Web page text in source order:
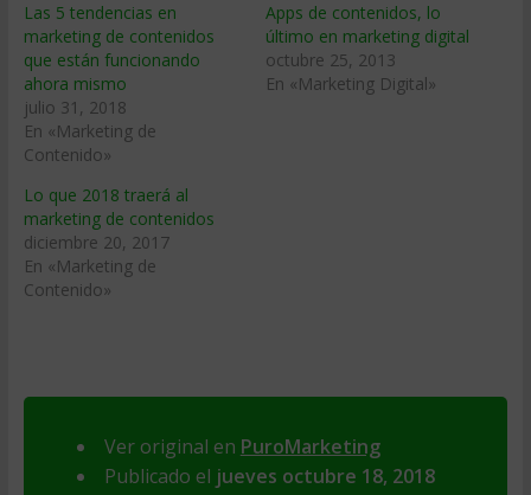
Las 5 tendencias en
marketing de contenidos
que están funcionando
ahora mismo
julio 31, 2018
En «Marketing de
Contenido»
Apps de contenidos, lo
último en marketing digital
octubre 25, 2013
En «Marketing Digital»
Lo que 2018 traerá al
marketing de contenidos
diciembre 20, 2017
En «Marketing de
Contenido»
Ver original en PuroMarketing
Publicado el jueves octubre 18, 2018